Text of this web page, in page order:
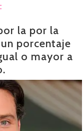
la por la
porcentaje
o mayor a